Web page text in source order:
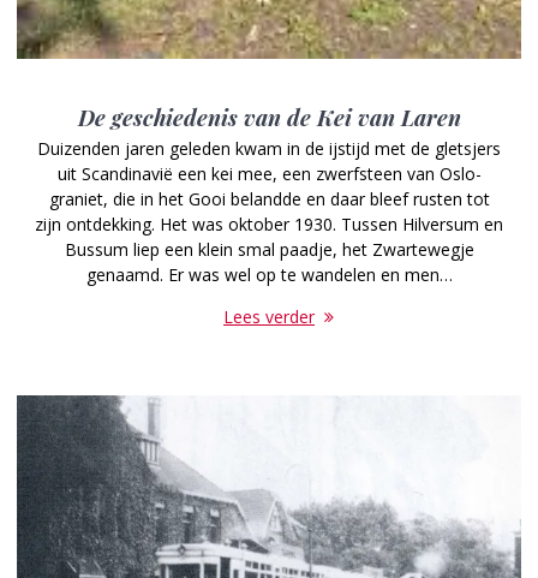
De geschiedenis van de Kei van Laren
Duizenden jaren geleden kwam in de ijstijd met de gletsjers
uit Scandinavië een kei mee, een zwerfsteen van Oslo-
graniet, die in het Gooi belandde en daar bleef rusten tot
zijn ontdekking. Het was oktober 1930. Tussen Hilversum en
Bussum liep een klein smal paadje, het Zwartewegje
genaamd. Er was wel op te wandelen en men…
Lees verder